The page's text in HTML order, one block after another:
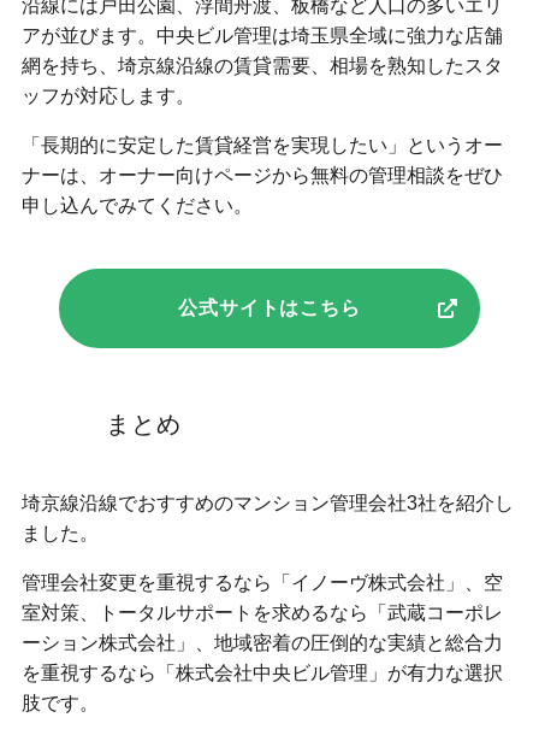
沿線には戸田公園、浮間舟渡、板橋など人口の多いエリ
アが並びます。中央ビル管理は埼玉県全域に強力な店舗
網を持ち、埼京線沿線の賃貸需要、相場を熟知したスタ
ッフが対応します。
「長期的に安定した賃貸経営を実現したい」というオー
ナーは、オーナー向けページから無料の管理相談をぜひ
申し込んでみてください。
公式サイトはこちら
まとめ
埼京線沿線でおすすめのマンション管理会社3社を紹介し
ました。
管理会社変更を重視するなら「イノーヴ株式会社」、空
室対策、トータルサポートを求めるなら「武蔵コーポレ
ーション株式会社」、地域密着の圧倒的な実績と総合力
を重視するなら「株式会社中央ビル管理」が有力な選択
肢です。